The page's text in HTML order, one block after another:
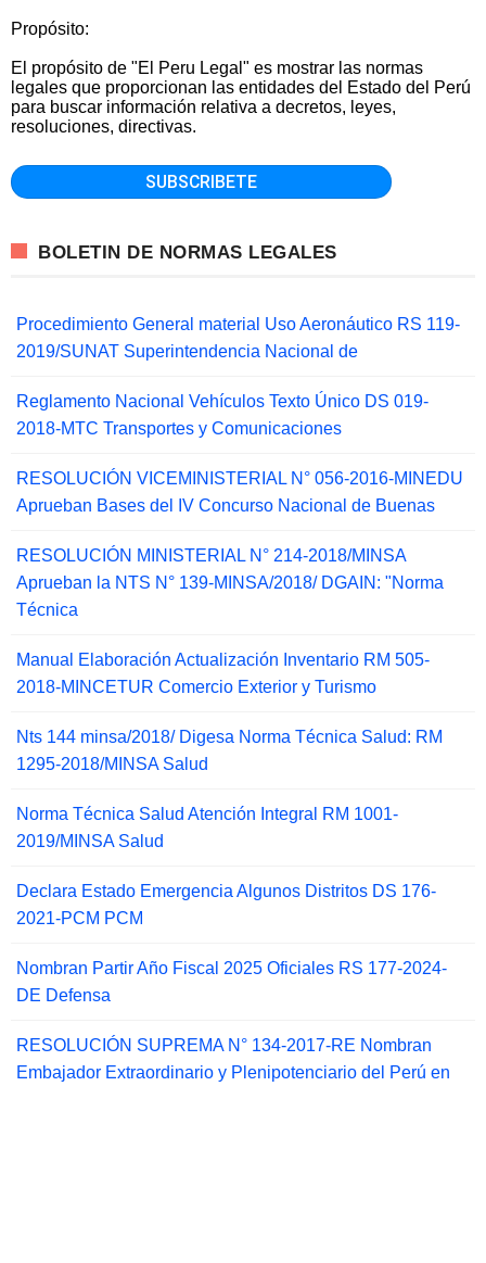
Propósito:
El propósito de "El Peru Legal" es mostrar las normas
legales que proporcionan las entidades del Estado del Perú
para buscar información relativa a decretos, leyes,
resoluciones, directivas.
BOLETIN DE NORMAS LEGALES
Procedimiento General material Uso Aeronáutico RS 119-
2019/SUNAT Superintendencia Nacional de
Reglamento Nacional Vehículos Texto Único DS 019-
2018-MTC Transportes y Comunicaciones
RESOLUCIÓN VICEMINISTERIAL N° 056-2016-MINEDU
Aprueban Bases del IV Concurso Nacional de Buenas
RESOLUCIÓN MINISTERIAL N° 214-2018/MINSA
Aprueban la NTS N° 139-MINSA/2018/ DGAIN: "Norma
Técnica
Manual Elaboración Actualización Inventario RM 505-
2018-MINCETUR Comercio Exterior y Turismo
Nts 144 minsa/2018/ Digesa Norma Técnica Salud: RM
1295-2018/MINSA Salud
Norma Técnica Salud Atención Integral RM 1001-
2019/MINSA Salud
Declara Estado Emergencia Algunos Distritos DS 176-
2021-PCM PCM
Nombran Partir Año Fiscal 2025 Oficiales RS 177-2024-
DE Defensa
RESOLUCIÓN SUPREMA N° 134-2017-RE Nombran
Embajador Extraordinario y Plenipotenciario del Perú en